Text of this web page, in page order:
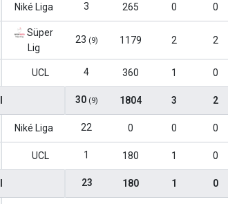
Niké Liga 3 265 0 0
Süper
Lig
23 (9) 1179 2 2
UCL 4 360 1 0
30 (9) 1804 3 2
Niké Liga 22 0 0 0
UCL 1 180 1 0
23 180 1 0